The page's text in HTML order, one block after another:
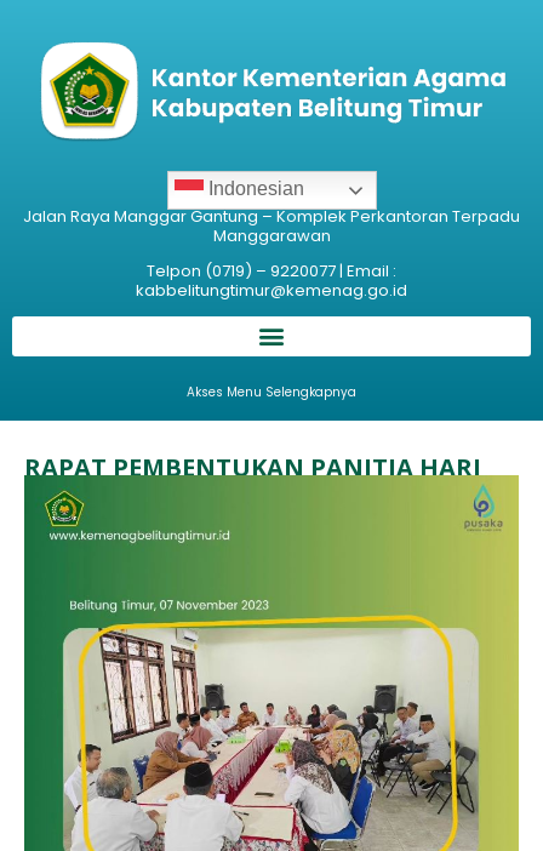
Jalan Raya Manggar Gantung – Komplek Perkantoran Terpadu
Manggarawan
Telpon (0719) – 9220077 | Email :
kabbelitungtimur@kemenag.go.id
Indonesian
Akses Menu Selengkapnya
RAPAT PEMBENTUKAN PANITIA HARI
AMAL BAKTI KE-78
Humas Kemenag Beltim